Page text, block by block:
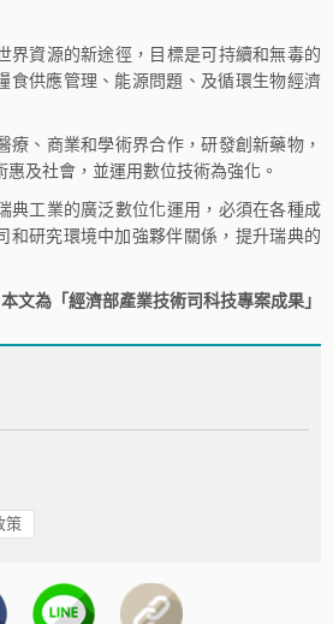
界資源的新途徑，目標是可持續和無毒的
食供應管理、能源問題、及循環生物經濟
療、商業和學術界合作，研發創新藥物，
惠及社會，並運用數位技術為強化。
典工業的廣泛數位化運用，必須在各種成
和研究環境中加強夥伴關係，提升瑞典的
本文為「經濟部產業技術司科技專案成果」
策